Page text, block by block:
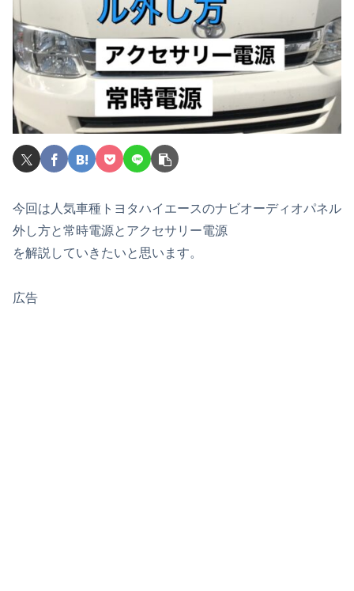
今回は人気車種トヨタハイエースのナビオーディオパネル
外し方と常時電源とアクセサリー電源
を解説していきたいと思います。
広告